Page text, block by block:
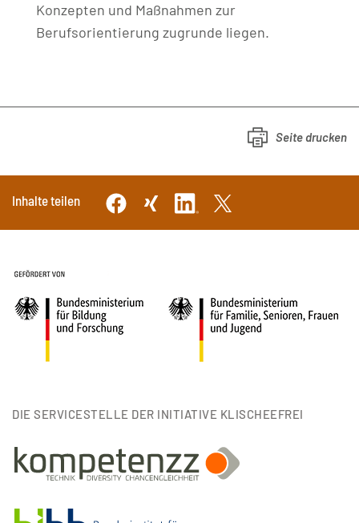
Konzepten und Maßnahmen zur
Berufsorientierung zugrunde liegen.
Seite drucken
Inhalte teilen
DIE SERVICESTELLE DER INITIATIVE KLISCHEEFREI